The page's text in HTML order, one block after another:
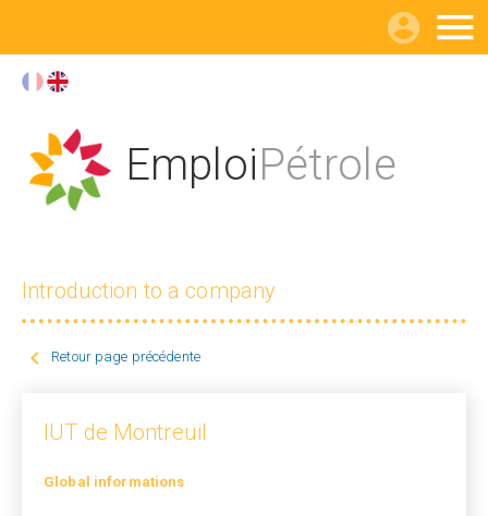

EmploiPétrole
Introduction to a company
 Retour page précédente
IUT de Montreuil
Global informations